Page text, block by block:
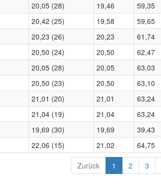
20,05 (28) 19,46 59,35
20,42 (25) 19,58 59,65
20,23 (26) 20,23 61,74
20,50 (24) 20,50 62,47
20,05 (28) 20,05 63,03
20,50 (23) 20,50 63,10
21,01 (20) 21,01 63,24
21,04 (19) 21,04 63,24
19,69 (30) 19,69 39,43
22,06 (15) 21,02 64,75
Zurück 1 2 3